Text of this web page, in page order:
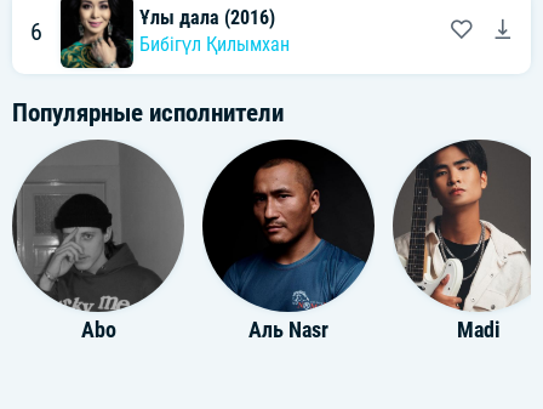
6
Ұлы дала (2016)
Бибігүл Қилымхан
Популярные исполнители
Abo Аль Nasr Madi